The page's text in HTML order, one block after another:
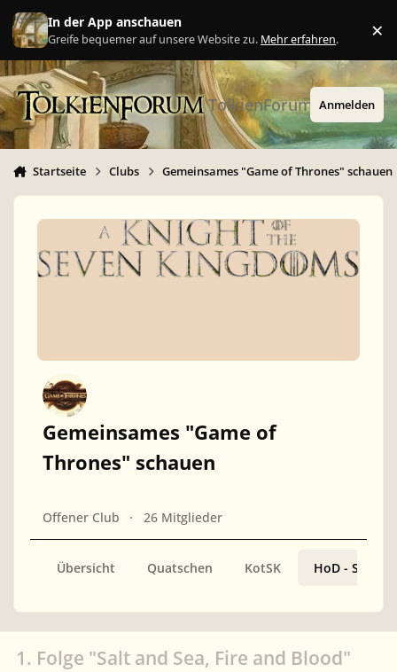
Zu Inhalt springen
In der App anschauen
Greife bequemer auf unsere Website zu. Mehr erfahren. ×
TolkienForum Anmelden
Startseite Clubs Gemeinsames "Game of Thrones" schauen
Gemeinsames "Game of
Thrones" schauen
Offener Club 26 Mitglieder
Übersicht Quatschen KotSK HoD - Staffel
1. Folge "Salt and Sea, Fire and Blood"